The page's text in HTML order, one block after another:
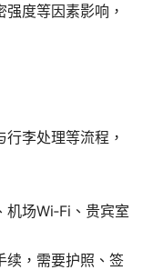
度等因素影响，
李处理等流程，
场Wi‑Fi、贵宾室
续，需要护照、签